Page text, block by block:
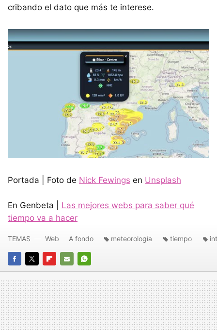
cribando el dato que más te interese.
Portada | Foto de Nick Fewings en Unsplash
En Genbeta | Las mejores webs para saber qué
tiempo va a hacer
FACEBOOK
TWITTERFLIPBOARD
E-
MAIL
WHATSAPP
TEMAS Web A fondo meteorología tiempo